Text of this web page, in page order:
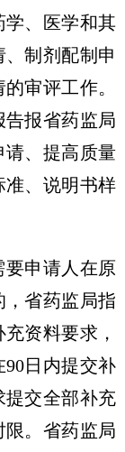
学、医学和其
制剂配制申
审评工作。
报省药监局
请、提高质量
准、说明书样
申请人在原
省药监局指
资料要求，
日内提交补
提交全部补充
。省药监局